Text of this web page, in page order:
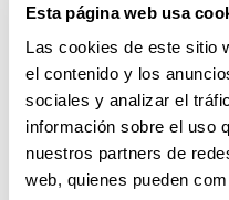
Esta página web usa
Las cookies de este sitio
el contenido y los
sociales y analizar el
información sobre el uso
nuestros partners de
web, quienes pueden
es, la Ley 850 de 2003
Disponer de tiempo
requieran.
Tener actitudes de
trabajo en equipo entre
Para hacerse parte de
enviar su solicitud por
solicitudes que serán